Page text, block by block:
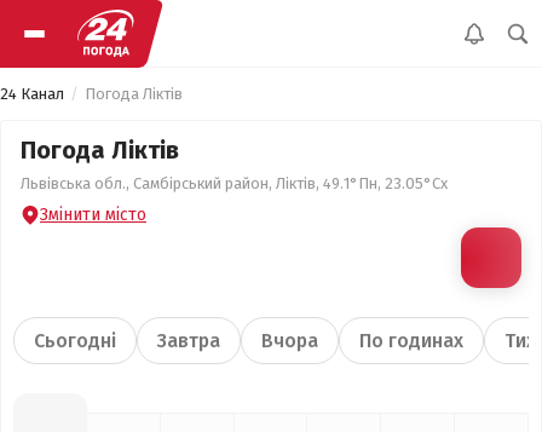
24 Канал Погода Ліктів
Погода Ліктів
Львівська обл., Самбірський район, Ліктів, 49.1°Пн, 23.05°Сх
Змінити місто
Сьогодні Завтра Вчора По годинах